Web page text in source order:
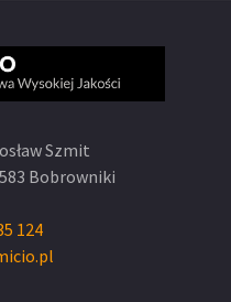
Szmit
Bobrowniki
124